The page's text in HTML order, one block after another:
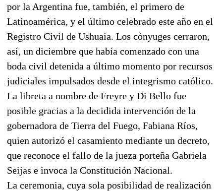
por la Argentina fue, también, el primero de
Latinoamérica, y el último celebrado este año en el
Registro Civil de Ushuaia. Los cónyuges cerraron,
así, un diciembre que había comenzado con una
boda civil detenida a último momento por recursos
judiciales impulsados desde el integrismo católico.
La libreta a nombre de Freyre y Di Bello fue
posible gracias a la decidida intervención de la
gobernadora de Tierra del Fuego, Fabiana Ríos,
quien autorizó el casamiento mediante un decreto,
que reconoce el fallo de la jueza porteña Gabriela
Seijas e invoca la Constitución Nacional.
La ceremonia, cuya sola posibilidad de realización